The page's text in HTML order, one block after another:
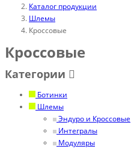
Каталог продукции
Шлемы
Кроссовые
Кроссовые
Категории
Ботинки
Шлемы
Эндуро и Кроссовые
Интегралы
Модуляры